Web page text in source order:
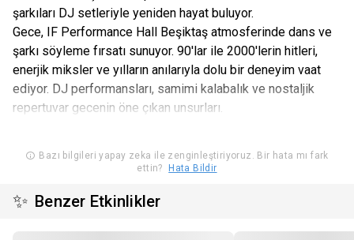
şarkıları DJ setleriyle yeniden hayat buluyor.
Gece, IF Performance Hall Beşiktaş atmosferinde dans ve
şarkı söyleme fırsatı sunuyor. 90'lar ile 2000'lerin hitleri,
enerjik miksler ve yılların anılarıyla dolu bir deneyim vaat
ediyor. DJ performansları, samimi kalabalık ve nostaljik
repertuvar gecenin öne çıkan unsurları.
Bazı bilgileri yapay zeka ile zenginleştiriyoruz. Bir hata mı fark
ettin?
Hata Bildir
✨ Benzer Etkinlikler